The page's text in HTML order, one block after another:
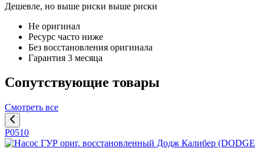
Дешевле, но выше риски выше риски
Не оригинал
Ресурс часто ниже
Без восстановления оригинала
Гарантия 3 месяца
Сопутствующие товары
Смотреть все
P0510